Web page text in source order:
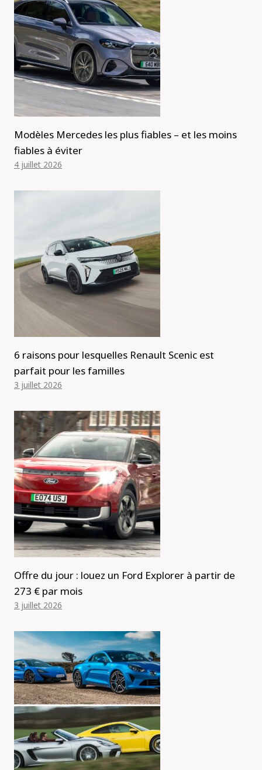
Modèles Mercedes les plus fiables – et les moins
fiables à éviter
4 juillet 2026
6 raisons pour lesquelles Renault Scenic est
parfait pour les familles
3 juillet 2026
Offre du jour : louez un Ford Explorer à partir de
273 € par mois
3 juillet 2026